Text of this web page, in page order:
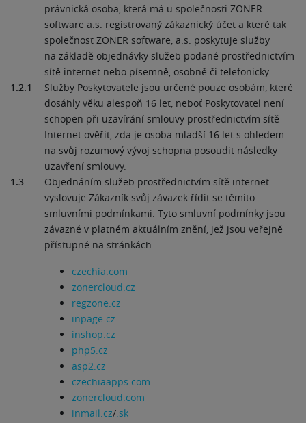
právnická osoba, která má u společnosti ZONER
software a.s. registrovaný zákaznický účet a které tak
společnost ZONER software, a.s. poskytuje služby
na základě objednávky služeb podané prostřednictvím
sítě internet nebo písemně, osobně či telefonicky.
1.2.1
Služby Poskytovatele jsou určené pouze osobám, které
dosáhly věku alespoň 16 let, neboť Poskytovatel není
schopen při uzavírání smlouvy prostřednictvím sítě
Internet ověřit, zda je osoba mladší 16 let s ohledem
na svůj rozumový vývoj schopna posoudit následky
uzavření smlouvy.
1.3
Objednáním služeb prostřednictvím sítě internet
vyslovuje Zákazník svůj závazek řídit se těmito
smluvními podmínkami. Tyto smluvní podmínky jsou
závazné v platném aktuálním znění, jež jsou veřejně
přístupné na stránkách:
czechia.com
zonercloud.cz
regzone.cz
inpage.cz
inshop.cz
php5.cz
asp2.cz
czechiaapps.com
zonercloud.com
inmail.cz/.sk